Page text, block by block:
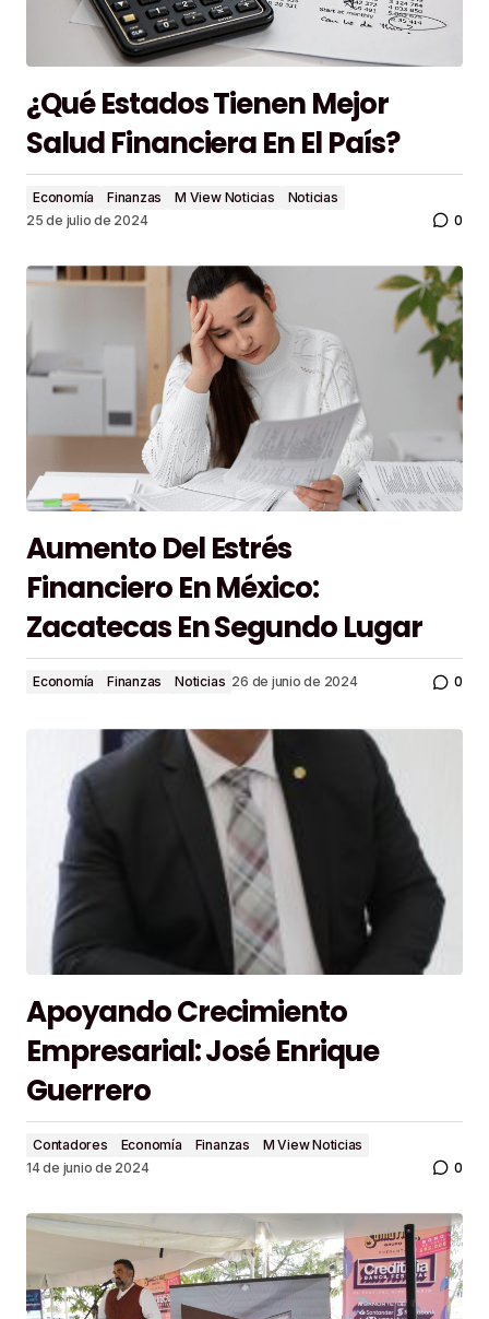
¿Qué Estados Tienen Mejor
Salud Financiera En El País?
Economía Finanzas M View Noticias
Noticias
25 de julio de 2024
0
Aumento Del Estrés
Financiero En México:
Zacatecas En Segundo Lugar
Economía Finanzas Noticias 26 de junio de 2024 0
Apoyando Crecimiento
Empresarial: José Enrique
Guerrero
Contadores Economía Finanzas
M View Noticias
14 de junio de 2024
0